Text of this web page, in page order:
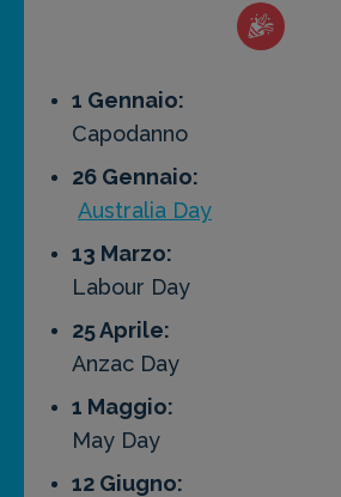
1 Gennaio:
Capodanno
26 Gennaio:
Australia Day
13 Marzo:
Labour Day
25 Aprile:
Anzac Day
1 Maggio:
May Day
12 Giugno: